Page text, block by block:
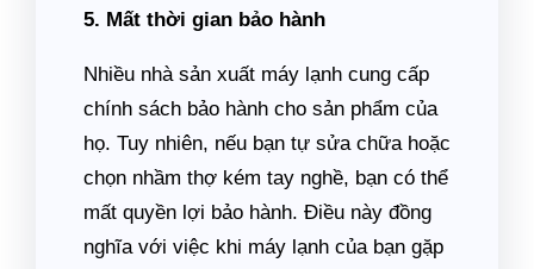
5. Mất thời gian bảo hành
Nhiều nhà sản xuất máy lạnh cung cấp
chính sách bảo hành cho sản phẩm của
họ. Tuy nhiên, nếu bạn tự sửa chữa hoặc
chọn nhầm thợ kém tay nghề, bạn có thể
mất quyền lợi bảo hành. Điều này đồng
nghĩa với việc khi máy lạnh của bạn gặp